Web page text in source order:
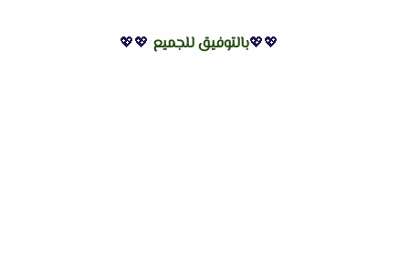
💖💖بالتوفيق للجميع 💖💖